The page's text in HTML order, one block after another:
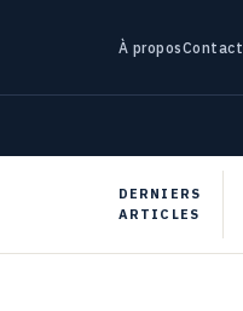
À proposContact
DERNIERS
ARTICLES